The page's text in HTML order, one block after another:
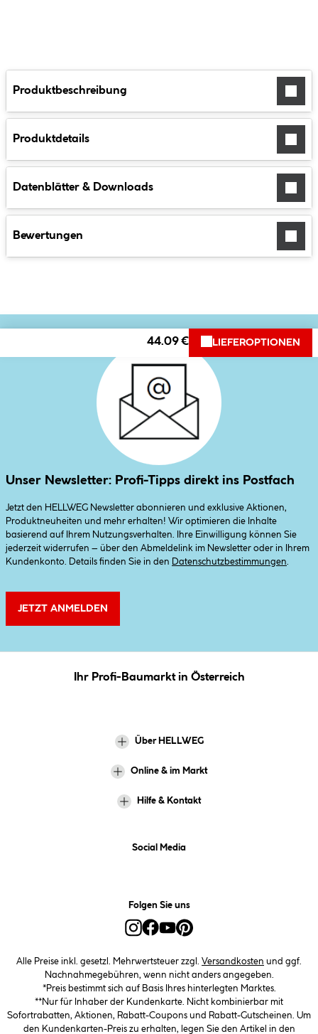
Produktbeschreibung
Produktdetails
Datenblätter & Downloads
Bewertungen
44.09 € LIEFEROPTIONEN
Unser Newsletter: Profi-Tipps direkt ins Postfach
Jetzt den HELLWEG Newsletter abonnieren und exklusive Aktionen,
Produktneuheiten und mehr erhalten! Wir optimieren die Inhalte
basierend auf Ihrem Nutzungsverhalten. Ihre Einwilligung können Sie
jederzeit widerrufen – über den Abmeldelink im Newsletter oder in Ihrem
Kundenkonto. Details finden Sie in den
Datenschutzbestimmungen
JETZT ANMELDEN
Ihr Profi-Baumarkt in Österreich
Über HELLWEG
Online & im Markt
Hilfe & Kontakt
Social Media
Folgen Sie uns
Alle Preise inkl. gesetzl. Mehrwertsteuer zzgl. Versandkosten und ggf.
Nachnahmegebühren, wenn nicht anders angegeben.
*Preis bestimmt sich auf Basis Ihres hinterlegten Marktes.
**Nur für Inhaber der Kundenkarte. Nicht kombinierbar mit
Sofortrabatten, Aktionen, Rabatt-Coupons und Rabatt-Gutscheinen. Um
den Kundenkarten-Preis zu erhalten, legen Sie den Artikel in den